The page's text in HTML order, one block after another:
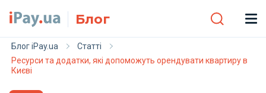
Блог
Блог iPay.ua
Статті
Ресурси та додатки, які допоможуть орендувати квартиру в
Києві